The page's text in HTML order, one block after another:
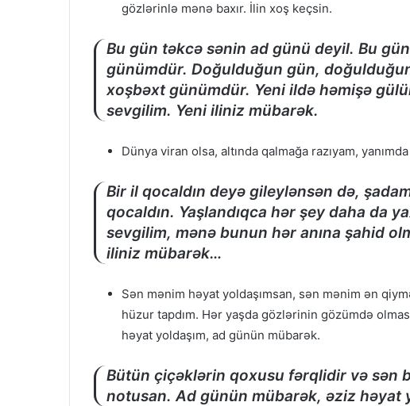
gözlərinlə mənə baxır. İlin xoş keçsin.
Bu gün təkcə sənin ad günü deyil. Bu
günümdür. Doğulduğun gün,
xoşbəxt günümdür. Yeni ildə həmişə
sevgilim. Yeni iliniz mübarək.
Dünya viran olsa, altında qalmağa razıyam,
Bir il qocaldın deyə gileylənsən də,
qocaldın. Yaşlandıqca hər şey daha da
sevgilim, mənə bunun hər anına şahid
iliniz mübarək…
Sən mənim həyat yoldaşımsan, sən mənim ən
hüzur tapdım. Hər yaşda gözlərinin gözümdə
həyat yoldaşım, ad günün mübarək.
Bütün çiçəklərin qoxusu fərqlidir və sən
notusan. Ad günün mübarək, əziz həyat